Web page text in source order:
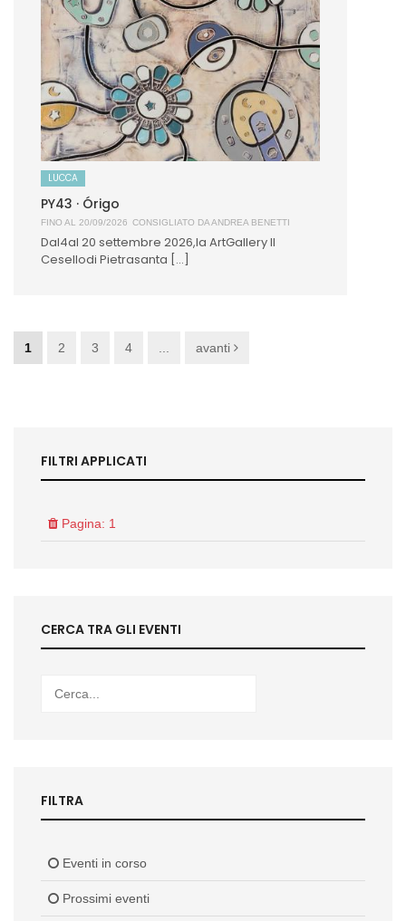
LUCCA
PY43 · Órigo
FINO AL 20/09/2026 CONSIGLIATO DAANDREA BENETTI
Dal4al 20 settembre 2026,la ArtGallery Il
Cesellodi Pietrasanta [...]
1 2 3 4 avanti
FILTRI APPLICATI
Pagina: 1
CERCA TRA GLI EVENTI
FILTRA
Eventi in corso
Prossimi eventi